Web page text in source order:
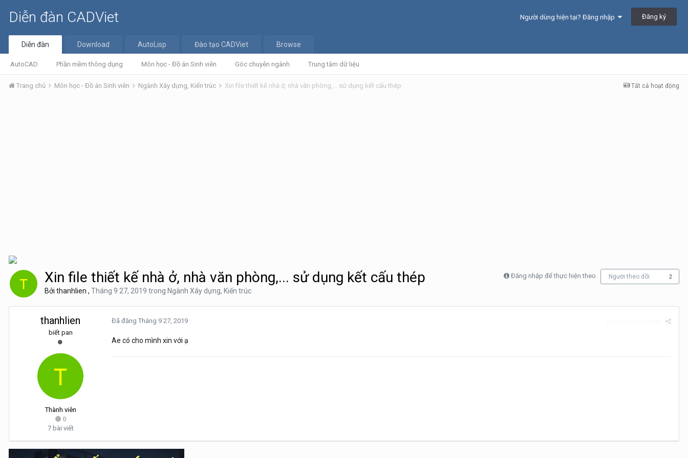
Diễn đàn CADViet Người dùng hiện tại? Đăng nhập Đăng ký
Diễn đàn
AutoCAD Phần mềm thông dụng Môn học - Đồ án Sinh viên Góc chuyên ngành Trung tâm dữ liệu
Download AutoLisp Đào tạo CADViet Browse
Tất cả hoạt động
Trang chủ Môn học - Đồ án Sinh viên Ngành Xây dựng, Kiến trúc Xin file thiết kế nhà ở, nhà văn phòng,... sử dụng kết cấu thép
Đăng nhập để thực hiện theo Người theo dõi 2
Xin file thiết kế nhà ở, nhà văn phòng,... sử dụng kết cấu thép
Bởi thanhlien , Tháng 9 27, 2019 trong Ngành Xây dựng, Kiến trúc
thanhlien
biết pan
Thành viên
0
7 bài viết
Đã đăng Tháng 9 27, 2019
Ae có cho mình xin với ạ